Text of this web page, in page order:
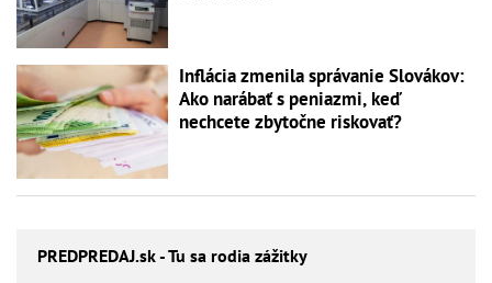
Inflácia zmenila správanie Slovákov:
Ako narábať s peniazmi, keď
nechcete zbytočne riskovať?
PREDPREDAJ.sk - Tu sa rodia zážitky